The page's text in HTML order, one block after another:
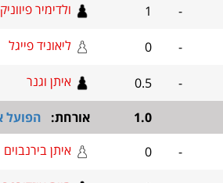
-
1 ולדימיר פיווניק
-
0 ליאוניד פייגל
-
0.5 איתן וגנר
1.0 אורחת: הפועל
-
0 איתן בירנבוים